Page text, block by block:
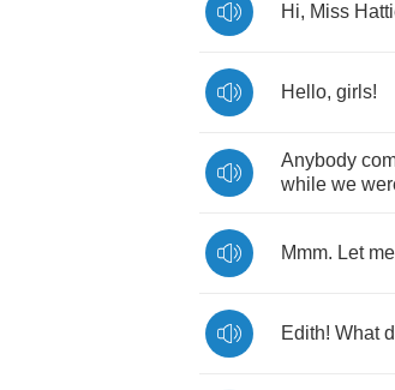
Hi, Miss
Hello, girls!
Anybody
while we
Mmm. Let me
Edith! What